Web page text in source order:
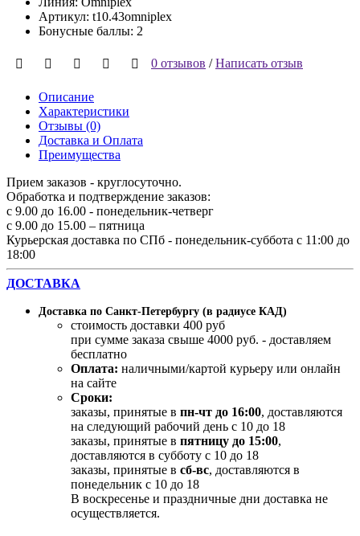
Артикул: t10.43omniplex
Бонусные баллы: 2
0 отзывов /Написать отзыв
Описание
Характеристики
Отзывы (0)
Доставка и Оплата
Преимущества
Прием заказов - круглосуточно.
Обработка и подтверждение заказов:
с 9.00 до 16.00 - понедельник-четверг
с 9.00 до 15.00 – пятница
Курьерская доставка по СПб - понедельник-суббота с 11:00 до
18:00
ДОСТАВКА
Доставка по Санкт-Петербургу (в радиусе КАД)
стоимость доставки 400 руб
при сумме заказа свыше 4000 руб. - доставляем
бесплатно
Оплата: наличными/картой курьеру или онлайн
на сайте
Сроки:
заказы, принятые в пн-чт до 16:00, доставляются
на следующий рабочий день с 10 до 18
заказы, принятые в пятницу до 15:00,
доставляются в субботу с 10 до 18
заказы, принятые в сб-вс, доставляются в
понедельник с 10 до 18
В воскресенье и праздничные дни доставка не
осуществляется.